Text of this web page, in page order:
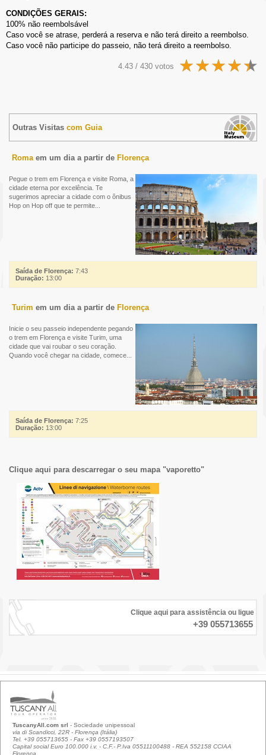
CONDIÇÕES GERAIS:
100% não reembolsável
Caso você se atrase, perderá a reserva e não terá direito a reembolso.
Caso você não participe do passeio, não terá direito a reembolso.
4.43 / 430 votos
Outras Visitas com Guia
Romaem um dia a partir de Florença
Pegue o trem em Florença e visite Roma, a
cidade eterna por excelência. Te
sugerimos apreciar a cidade com o ônibus
Hop on Hop off que te permite...
Saída de Florença: 7:43
Duração: 13:00
Turim em um dia a partir de Florença
Inicie o seu passeio independente pegando
o trem em Florença e visite Turim, uma
cidade que vai roubar o seu coração.
Quando você chegar na cidade, comece...
Saída de Florença: 7:25
Duração: 13:00
Clique aqui para descarregar o seu mapa "vaporetto"
Clique aqui para assistência ou ligue
+39 055713655
TuscanyAll.com srl - Sociedade unipessoal
via di Scandicci, 22R - Florença (Itália)
Tel. +39 055713655 - Fax +39 0557193507
Capital social Euro 100.000 i.v. - C.F.- P.Iva 05511100488 - REA 552158 CCIAA
Florença